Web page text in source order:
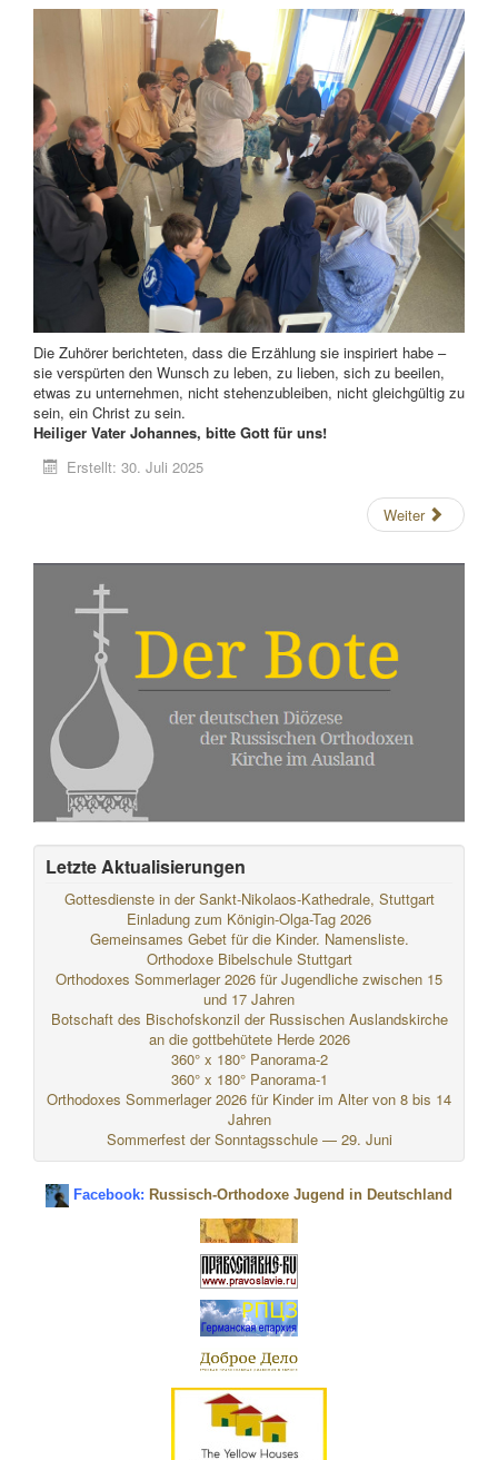
Die Zuhörer berichteten, dass die Erzählung sie inspiriert habe –
sie verspürten den Wunsch zu leben, zu lieben, sich zu beeilen,
etwas zu unternehmen, nicht stehenzubleiben, nicht gleichgültig zu
sein, ein Christ zu sein.
Heiliger Vater Johannes, bitte Gott für uns!
Erstellt: 30. Juli 2025
Weiter
Letzte Aktualisierungen
Gottesdienste in der Sankt-Nikolaos-Kathedrale, Stuttgart
Einladung zum Königin-Olga-Tag 2026
Gemeinsames Gebet für die Kinder. Namensliste.
Orthodoxe Bibelschule Stuttgart
Orthodoxes Sommerlager 2026 für Jugendliche zwischen 15
und 17 Jahren
Botschaft des Bischofskonzil der Russischen Auslandskirche
an die gottbehütete Herde 2026
360° x 180° Panorama-2
360° x 180° Panorama-1
Orthodoxes Sommerlager 2026 für Kinder im Alter von 8 bis 14
Jahren
Sommerfest der Sonntagsschule — 29. Juni
Facebook: Russisch-Orthodoxe Jugend in Deutschland